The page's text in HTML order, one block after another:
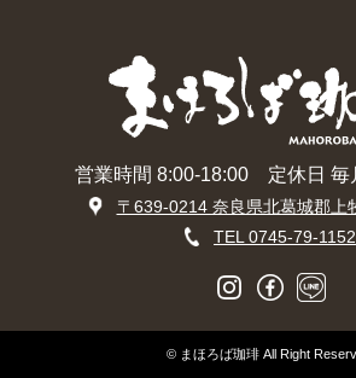
営業時間 8:00-18:00 定休日 毎
〒639-0214 奈良県北葛城郡上
TEL 0745-79-1152
© まほろば珈琲 All Right